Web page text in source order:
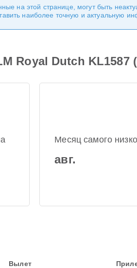
на этой странице, могут быть
наиболее точную и актуальную
Royal Dutch KL1587
Месяц самого
авг.
Вылет